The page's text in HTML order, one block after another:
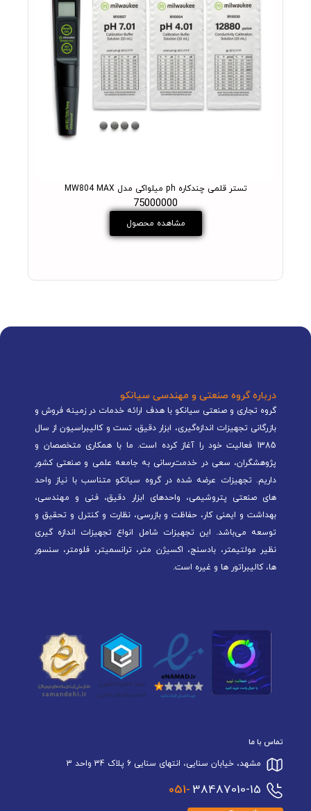
تستر قلمی چندکاره ph میلواکی مدل MW804 MAX
75000000
مشاهده محصول
درباره گروه صنعتی و مهندسی سیانکو
گروه تجاری و صنعتی سیانکو با هدف ارائه خدمات در زمینه فروش و
بازرگانی تجهیزات اندازه‌گیری، ابزار دقیق، تست و کالیبراسیون از سال
1385 فعالیت خود را آغاز کرده است. ما با همکاری متخصصان و
پژوهشگران، سعی در خدمت‌رسانی به جامعه علمی و صنعتی کشور
داریم. تجهیزات عرضه شده در گروه سیانکو متناسب با نیاز واحد
های صنعتی پتروشیمی، واحدهای ابزار دقیق، فنی و مهندسی،
بهداشت و ایمنی کار، حفاظت و بازرسی، نظارت و کنترل و تحقیق و
توسعه می‌باشد. این تجهیزات شامل انواع تجهیزات اندازه گیری
نظیر مولتیمتر، بادسنج، اکسیژن متر، ترانسمیتر، فلومتر، سنسور
ها، کالیبراتور ها و غیره است.
تماس با ما
مشهد، خیابان سنایی، انتهای سنایی 6 پلاک 34 واحد 3
051- 38487010-15